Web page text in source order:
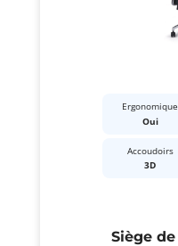
Ergonomique
Oui
Accoudoirs
3D
Siège